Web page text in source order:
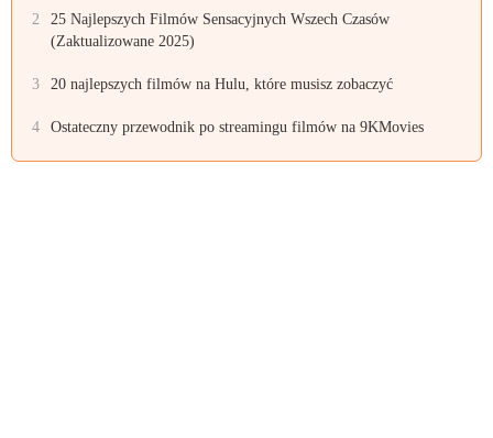
2
25 Najlepszych Filmów Sensacyjnych Wszech Czasów
(Zaktualizowane 2025)
3 20 najlepszych filmów na Hulu, które musisz zobaczyć
4 Ostateczny przewodnik po streamingu filmów na 9KMovies